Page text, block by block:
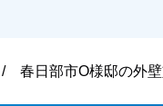
慮なくお申しつけくだ
春日部市O様邸の外